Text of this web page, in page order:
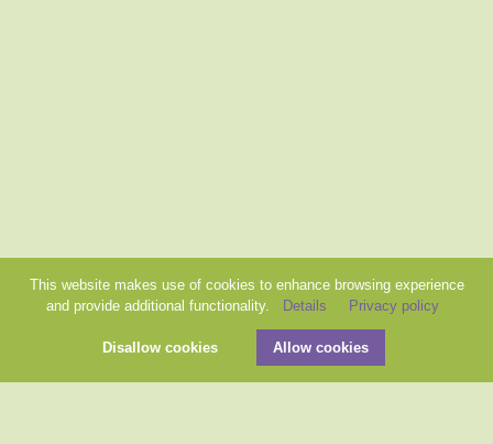
This website makes use of cookies to enhance browsing experience
and provide additional functionality.
Details Privacy policy
Disallow cookies Allow cookies